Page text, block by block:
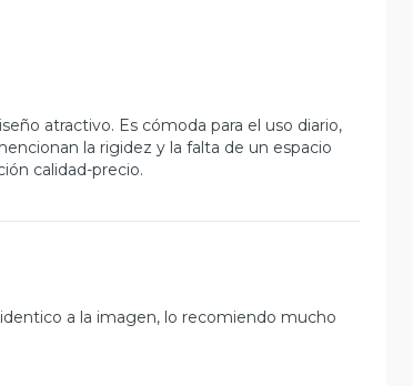
atractivo. Es cómoda para el uso diario,
la rigidez y la falta de un espacio
calidad-precio.
a la imagen, lo recomiendo mucho